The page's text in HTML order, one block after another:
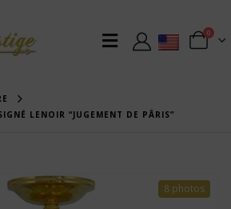
0
LENOIR “JUGEMENT DE PÂRIS”
8 photos